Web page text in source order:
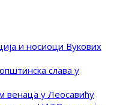
и носиоци Вукових
слава у
венаца у Леосавићу